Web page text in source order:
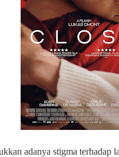
adanya stigma terhadap